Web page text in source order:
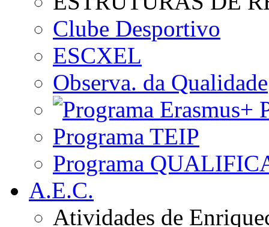
Clube Desportivo
ESCXEL
Observa. da Qualidade
Programa TEIP
Programa
A.E.C.
Atividades de